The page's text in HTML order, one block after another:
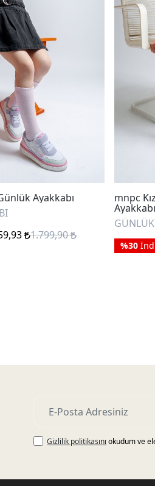
Ayakkabı
1.799,90
mnpc
Ayakkabı
%30
Gizlilik politikasını okudum ve